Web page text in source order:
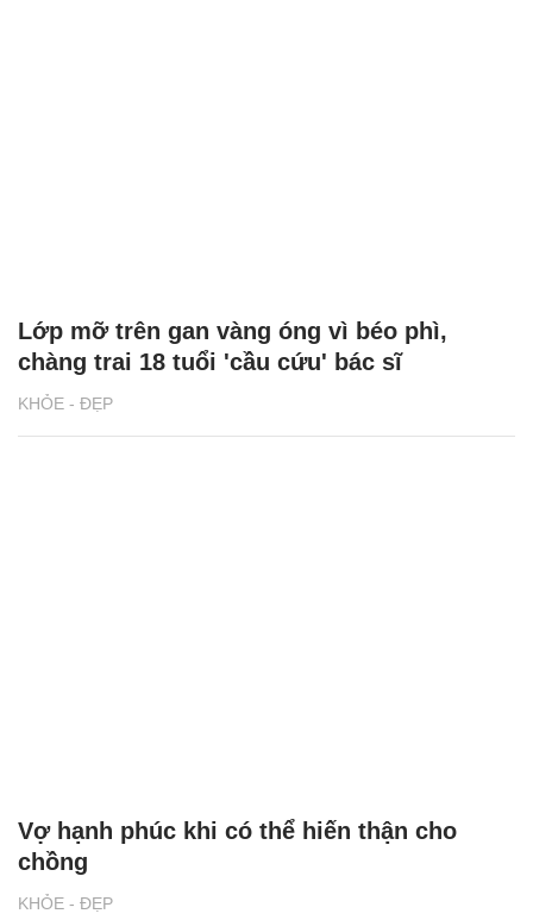
KHỎE - ĐẸP
Lớp mỡ trên gan vàng óng vì béo phì,
chàng trai 18 tuổi 'cầu cứu' bác sĩ
KHỎE - ĐẸP
Vợ hạnh phúc khi có thể hiến thận cho
chồng